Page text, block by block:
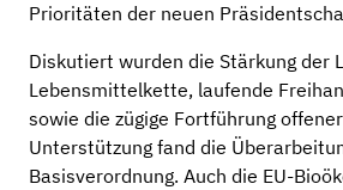
Prioritäten der neuen
Diskutiert wurden die Stärkung der
Lebensmittelkette, laufende
sowie die zügige Fortführung
Unterstützung fand die
Basisverordnung. Auch die EU-